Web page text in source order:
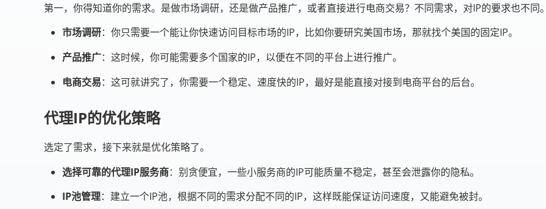
第一，你得知道你的需求。是做市场调研，还是做产品推广，或者直接进行电商交易？不同需求，对IP的要求也不同
市场调研：你只需要一个能让你快速访问目标市场的IP，比如你要研究美国市场，那就找个美国的固定IP。
产品推广：这时候，你可能需要多个国家的IP，以便在不同的平台上进行推广。
电商交易：这可就讲究了，你需要一个稳定、速度快的IP，最好是能直接对接到电商平台的后台。
代理IP的优化策略
选定了需求，接下来就是优化策略了。
选择可靠的代理IP服务商：别贪便宜，一些小服务商的IP可能质量不稳定，甚至会泄露你的隐私。
IP池管理：建立一个IP池，根据不同的需求分配不同的IP，这样既能保证访问速度，又能避免被封。